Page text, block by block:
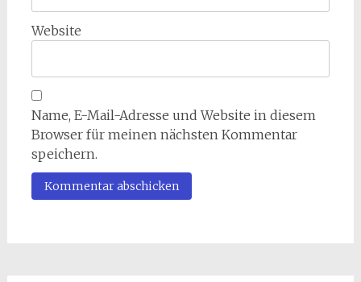
Website
Name, E-Mail-Adresse und Website in diesem
Browser für meinen nächsten Kommentar
speichern.